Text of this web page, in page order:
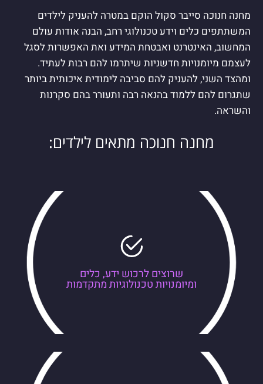
מחנה חנוכה סייבר סקול הוקם במטרה להעניק לילדים
המשתתפים כלים וידע טכנולוגי רחב, הבנה אודות עולם
המחשוב, האינטרנט ואבטחת המידע ואת האפשרות לסגל
לעצמם מיומנויות חדשניות שיתרמו להם רבות לעתיד.
ומהצד השני, להעניק להם סביבה לימודית איכותית ביותר
שתגרום להם ללמוד בהנאה רבה ותעורר בהם סקרנות
והשראה.
מחנה חנוכה מתאים לילדים:
שרוצים לרכוש ידע, כלים
ומיומנויות טכנולוגיות מתקדמות